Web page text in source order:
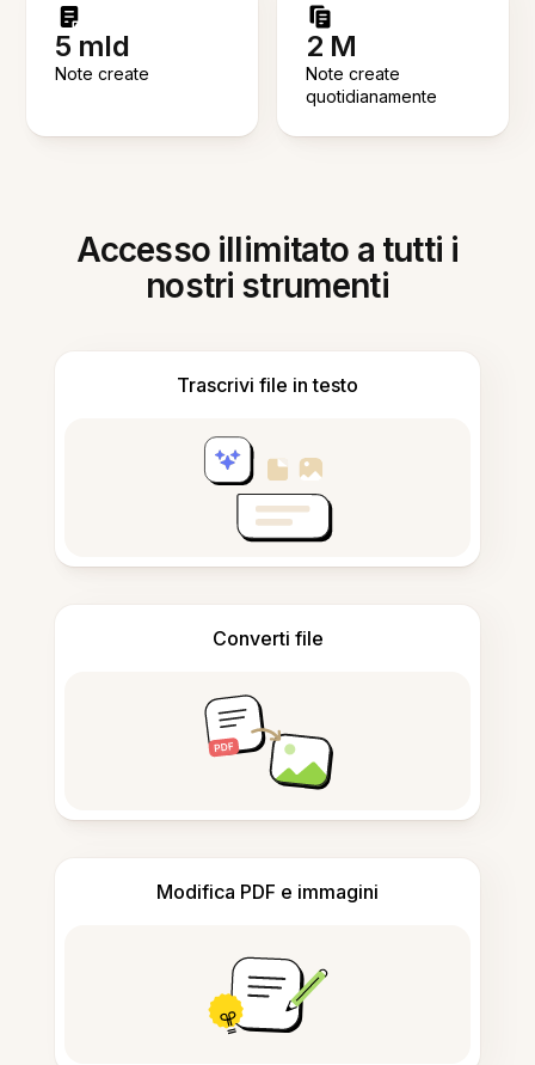
5 mld
Note create
2 M
Note create
quotidianamente
Accesso illimitato a tutti i
nostri strumenti
Trascrivi file in testo
Converti file
Modifica PDF e immagini